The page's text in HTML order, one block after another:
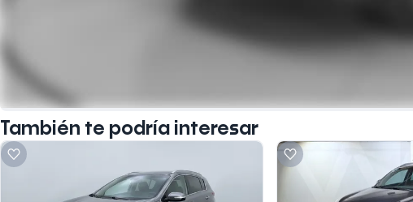
También te podría interesar